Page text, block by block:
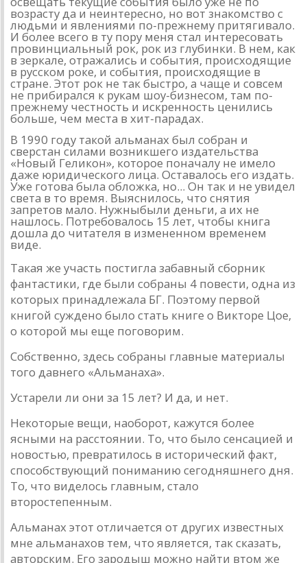
возрасту да и неинтересно, но вот знакомство с
людьми и явлениями по-прежнему притягивало.
И более всего в ту пору меня стал интересовать
провинциаль­ный рок, рок из глубинки. В нем, как
в зеркале, отражались и события, происходящие
в русском роке, и события, происхо­дящие в
стране. Этот рок не так быстро, а чаще и совсем
не прибирался к рукам шоу-бизнесом, там по-
прежнему честность и искренность ценились
больше, чем места в хит-парадах.
В 1990 году такой альманах был собран и
сверстан си­лами возникшего издательства
«Новый Геликон», которое поначалу не имело
даже юридического лица. Оставалось его издать.
Уже готова была обложка, но... Он так и не увидел
све­та в то время. Выяснилось, что снятия
запретов мало. Нужныбыли деньги, а их не
нашлось. Потребовалось 15 лет, чтобы книга
дошла до читателя в измененном временем
виде.
Такая же участь постигла забавный сборник
фантастики, где были собраны 4 повести, одна из
которых принадлежала БГ. Поэтому первой
книгой суждено было стать книге о Викто­ре Цое,
о которой мы еще поговорим.
Собственно, здесь собраны главные материалы
того давнего «Альманаха».
Устарели ли они за 15 лет? И да, и нет.
Некоторые вещи, наоборот, кажутся более
ясными на рас­стоянии. То, что было сенсацией и
новостью, превратилось в исторический факт,
способствующий пониманию сегодняш­него дня.
То, что виделось главным, стало
второстепенным.
Альманах этот отличается от других известных
мне аль­манахов тем, что является, так сказать,
авторским. Его заро­дыш можно найти втом же